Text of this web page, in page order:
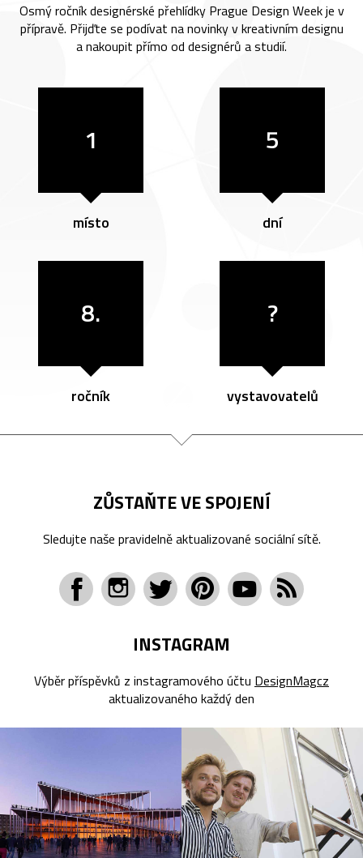
Osmý ročník designérské přehlídky Prague Design Week je v
přípravě. Přijďte se podívat na novinky v kreativním designu
a nakoupit přímo od designérů a studií.
1
místo
5
dní
8.
ročník
?
vystavovatelů
ZŮSTAŇTE VE SPOJENÍ
Sledujte naše pravidelně aktualizované sociální sítě.
INSTAGRAM
Výběr příspěvků z instagramového účtu DesignMagcz
aktualizovaného každý den